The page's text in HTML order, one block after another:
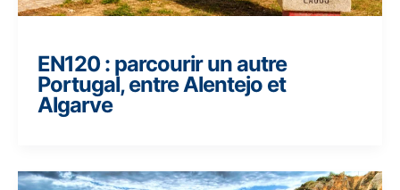
EN120 : parcourir un autre
Portugal, entre Alentejo et
Algarve